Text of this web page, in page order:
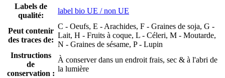
Labels de
qualité:
label bio UE / non UE
Peut contenir
des traces de:
C - Oeufs, E - Arachides, F - Graines de soja, G -
Lait, H - Fruits à coque, L - Céleri, M - Moutarde,
N - Graines de sésame, P - Lupin
Instructions
de
conservation :
À conserver dans un endroit frais, sec & à l'abri de
la lumière